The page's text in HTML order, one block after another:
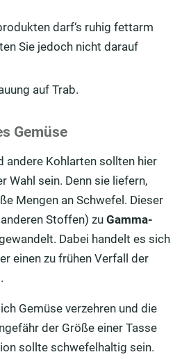
darf‘s ruhig fettarm
Sie jedoch nicht darauf
auf Trab.
Gemüse
andere Kohlarten sollten hier
Wahl sein. Denn sie liefern,
Mengen an Schwefel. Dieser
Stoffen) zu Gamma-
Dabei handelt es sich
einen zu frühen Verfall der
Gemüse verzehren und die
der Größe einer Tasse
sollte schwefelhaltig sein.